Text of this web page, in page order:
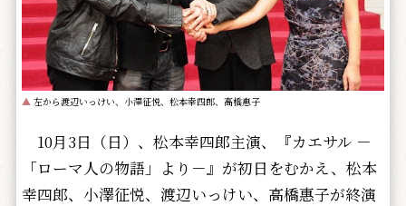
▲ 左から渡辺いっけい、小澤征悦、松本幸四郎、高橋惠子
10月3日（日）、松本幸四郎主演、『カエサル －
「ローマ人の物語」より－』が初日をむかえ、松本
幸四郎、小澤征悦、渡辺いっけい、高橋惠子が終演